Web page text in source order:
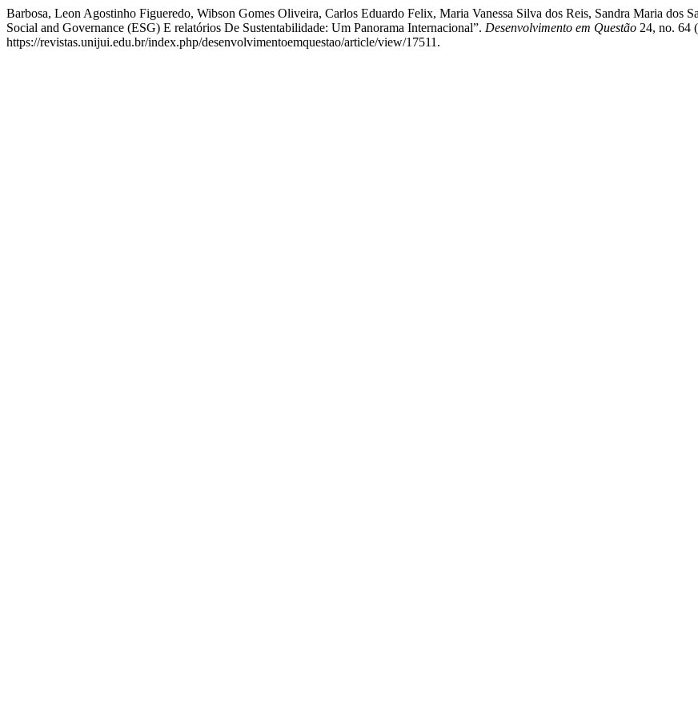
Barbosa, Leon Agostinho Figueredo, Wibson Gomes Oliveira, Carlos Eduardo Felix, Maria Vanessa Silva dos Reis, Sandra Maria dos
Social and Governance (ESG) E relatórios De Sustentabilidade: Um Panorama Internacional”. Desenvolvimento em Questão 24, no. 64
https://revistas.unijui.edu.br/index.php/desenvolvimentoemquestao/article/view/17511.